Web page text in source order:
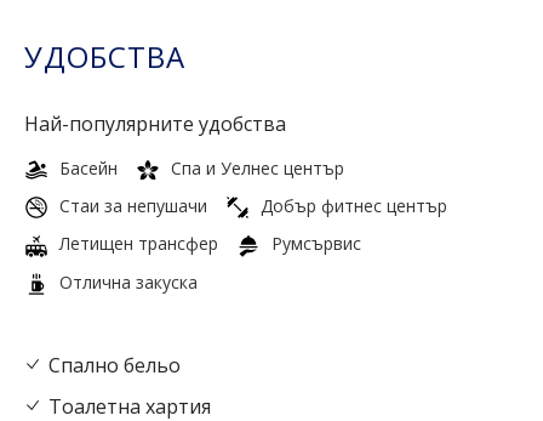
УДОБСТВА
Най-популярните удобства
Басейн
Спа и Уелнес център
Стаи за непушачи
Добър фитнес център
Летищен трансфер
Румсървис
Отлична закуска
Спално бельо
Тоалетна хартия